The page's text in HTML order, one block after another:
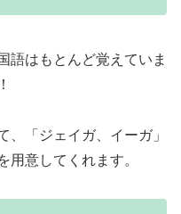
語はもとんど覚えていま
、「ジェイガ、イーガ」
用意してくれます。